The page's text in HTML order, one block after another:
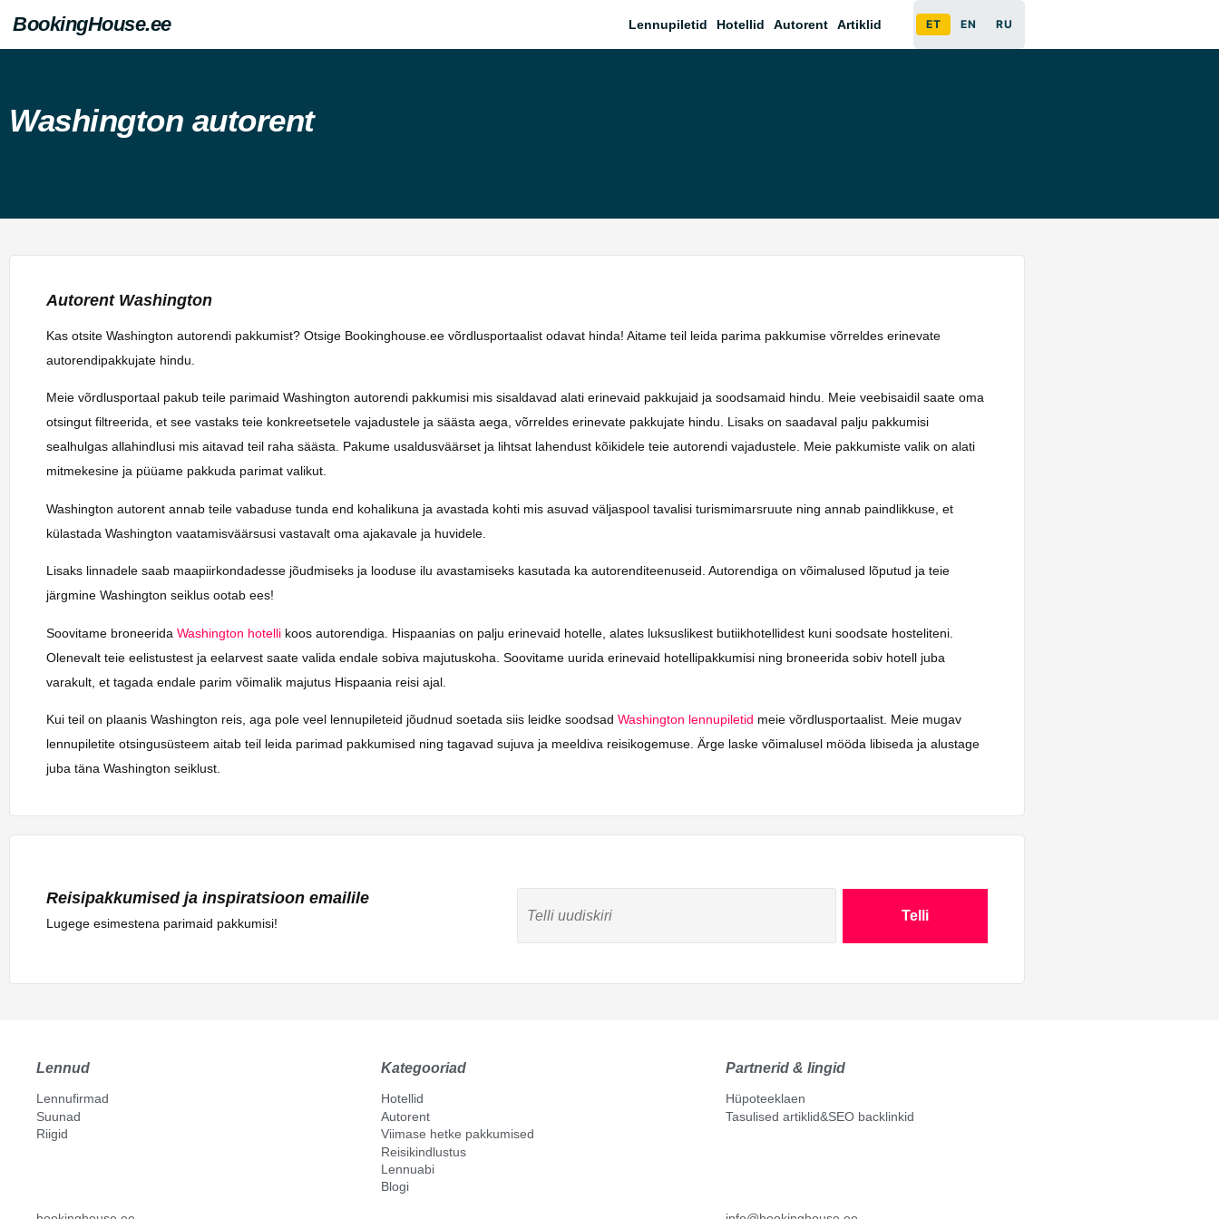
BookingHouse.ee Lennupiletid Hotellid Autorent Artiklid ET EN RU
Washington autorent
Autorent Washington
Kas otsite Washington autorendi pakkumist? Otsige Bookinghouse.ee võrdlusportaalist odavat hinda! Aitame teil leida parima pakkumise võrreldes erinevate
autorendipakkujate hindu.
Meie võrdlusportaal pakub teile parimaid Washington autorendi pakkumisi mis sisaldavad alati erinevaid pakkujaid ja soodsamaid hindu. Meie veebisaidil saate oma
otsingut filtreerida, et see vastaks teie konkreetsetele vajadustele ja säästa aega, võrreldes erinevate pakkujate hindu. Lisaks on saadaval palju pakkumisi
sealhulgas allahindlusi mis aitavad teil raha säästa. Pakume usaldusväärset ja lihtsat lahendust kõikidele teie autorendi vajadustele. Meie pakkumiste valik on alati
mitmekesine ja püüame pakkuda parimat valikut.
Washington autorent annab teile vabaduse tunda end kohalikuna ja avastada kohti mis asuvad väljaspool tavalisi turismimarsruute ning annab paindlikkuse, et
külastada Washington vaatamisväärsusi vastavalt oma ajakavale ja huvidele.
Lisaks linnadele saab maapiirkondadesse jõudmiseks ja looduse ilu avastamiseks kasutada ka autorenditeenuseid. Autorendiga on võimalused lõputud ja teie
järgmine Washington seiklus ootab ees!
Soovitame broneerida Washington hotelli koos autorendiga. Hispaanias on palju erinevaid hotelle, alates luksuslikest butiikhotellidest kuni soodsate hosteliteni.
Olenevalt teie eelistustest ja eelarvest saate valida endale sobiva majutuskoha. Soovitame uurida erinevaid hotellipakkumisi ning broneerida sobiv hotell juba
varakult, et tagada endale parim võimalik majutus Hispaania reisi ajal.
Kui teil on plaanis Washington reis, aga pole veel lennupileteid jõudnud soetada siis leidke soodsad Washington lennupiletid meie võrdlusportaalist. Meie mugav
lennupiletite otsingusüsteem aitab teil leida parimad pakkumised ning tagavad sujuva ja meeldiva reisikogemuse. Ärge laske võimalusel mööda libiseda ja alustage
juba täna Washington seiklust.
Reisipakkumised ja inspiratsioon emailile
Lugege esimestena parimaid pakkumisi! Telli
Lennud
Lennufirmad
Suunad
Riigid
Kategooriad
Hotellid
Autorent
Viimase hetke pakkumised
Reisikindlustus
Lennuabi
Blogi
Partnerid & lingid
Hüpoteeklaen
Tasulised artiklid&SEO backlinkid